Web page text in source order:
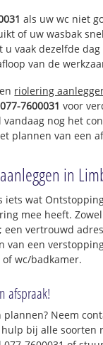
als uw wc niet
of uw wasbak
u vaak dezelfde
van de
riolering
7600031 voor
nog het
plannen van een
in
iets wat
mee heeft.
een vertrouwd
van een
wc/badkamer.
afspraak!
Neem
bij alle soorten